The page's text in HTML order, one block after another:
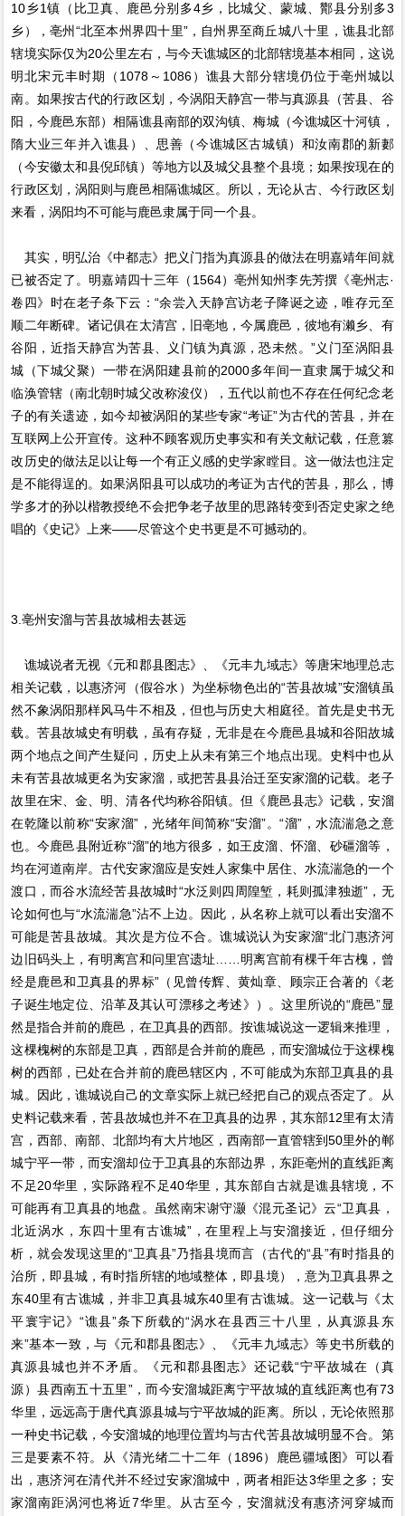
10乡1镇（比卫真、鹿邑分别多4乡，比城父、蒙城、酇县分别多3
乡），亳州“北至本州界四十里”，自州界至商丘城八十里，谯县北部
辖境实际仅为20公里左右，与今天谯城区的北部辖境基本相同，这说
明北宋元丰时期（1078～1086）谯县大部分辖境仍位于亳州城以
南。如果按古代的行政区划，今涡阳天静宫一带与真源县（苦县、谷
阳，今鹿邑东部）相隔谯县南部的双沟镇、梅城（今谯城区十河镇，
隋大业三年并入谯县）、思善（今谯城区古城镇）和汝南郡的新郪
（今安徽太和县倪邱镇）等地方以及城父县整个县境；如果按现在的
行政区划，涡阳则与鹿邑相隔谯城区。所以，无论从古、今行政区划
来看，涡阳均不可能与鹿邑隶属于同一个县。
其实，明弘治《中都志》把义门指为真源县的做法在明嘉靖年间就
已被否定了。明嘉靖四十三年（1564）亳州知州李先芳撰《亳州志·
卷四》时在老子条下云：“余尝入天静宫访老子降诞之迹，唯存元至
顺二年断碑。诸记俱在太清宫，旧亳地，今属鹿邑，彼地有濑乡、有
谷阳，近指天静宫为苦县、义门镇为真源，恐未然。”义门至涡阳县
城（下城父聚）一带在涡阳建县前的2000多年间一直隶属于城父和
临涣管辖（南北朝时城父改称浚仪），五代以前也不存在任何纪念老
子的有关遗迹，如今却被涡阳的某些专家“考证”为古代的苦县，并在
互联网上公开宣传。这种不顾客观历史事实和有关文献记载，任意篡
改历史的做法足以让每一个有正义感的史学家瞠目。这一做法也注定
是不能得逞的。如果涡阳县可以成功的考证为古代的苦县，那么，博
学多才的孙以楷教授绝不会把争老子故里的思路转变到否定史家之绝
唱的《史记》上来——尽管这个史书更是不可撼动的。
3.亳州安溜与苦县故城相去甚远
谯城说者无视《元和郡县图志》、《元丰九域志》等唐宋地理总志
相关记载，以惠济河（假谷水）为坐标物色出的“苦县故城”安溜镇虽
然不象涡阳那样风马牛不相及，但也与历史大相庭径。首先是史书无
载。苦县故城史有明载，虽有存疑，无非是在今鹿邑县城和谷阳故城
两个地点之间产生疑问，历史上从未有第三个地点出现。史料中也从
未有苦县故城更名为安家溜，或把苦县县治迁至安家溜的记载。老子
故里在宋、金、明、清各代均称谷阳镇。但《鹿邑县志》记载，安溜
在乾隆以前称“安家溜”，光绪年间简称“安溜”。“溜”，水流湍急之意
也。今鹿邑县附近称“溜”的地方很多，如王皮溜、怀溜、砂礓溜等，
均在河道南岸。古代安家溜应是安姓人家集中居住、水流湍急的一个
渡口，而谷水流经苦县故城时“水泛则四周隍堑，耗则孤津独逝”，无
论如何也与“水流湍急”沾不上边。因此，从名称上就可以看出安溜不
可能是苦县故城。其次是方位不合。谯城说认为安家溜“北门惠济河
边旧码头上，有明离宫和问里宫遗址……明离宫前有棵千年古槐，曾
经是鹿邑和卫真县的界标”（见曾传辉、黄灿章、顾宗正合著的《老
子诞生地定位、沿革及其认可漂移之考述》）。这里所说的“鹿邑”显
然是指合并前的鹿邑，在卫真县的西部。按谯城说这一逻辑来推理，
这棵槐树的东部是卫真，西部是合并前的鹿邑，而安溜城位于这棵槐
树的西部，已处在合并前的鹿邑辖区内，不可能成为东部卫真县的县
城。因此，谯城说自己的文章实际上就已经把自己的观点否定了。从
史料记载来看，苦县故城也并不在卫真县的边界，其东部12里有太清
宫，西部、南部、北部均有大片地区，西南部一直管辖到50里外的郸
城宁平一带，而安溜却位于卫真县的东部边界，东距亳州的直线距离
不足20华里，实际路程不足40华里，其东部自古就是谯县辖境，不
可能再有卫真县的地盘。虽然南宋谢守灏《混元圣记》云“卫真县，
北近涡水，东四十里有古谯城”，在里程上与安溜接近，但仔细分
析，就会发现这里的“卫真县”乃指县境而言（古代的“县”有时指县的
治所，即县城，有时指所辖的地域整体，即县境），意为卫真县界之
东40里有古谯城，并非卫真县城东40里有古谯城。这一记载与《太
平寰宇记》“谯县”条下所载的“涡水在县西三十八里，从真源县东
来”基本一致，与《元和郡县图志》、《元丰九域志》等史书所载的
真源县城也并不矛盾。《元和郡县图志》还记载“宁平故城在（真
源）县西南五十五里”，而今安溜城距离宁平故城的直线距离也有73
华里，远远高于唐代真源县城与宁平故城的距离。所以，无论依照那
一种史书记载，今安溜城的地理位置均与古代苦县故城明显不合。第
三是要素不符。从《清光绪二十二年（1896）鹿邑疆域图》可以看
出，惠济河在清代并不经过安家溜城中，两者相距达3华里之多；安
家溜南距涡河也将近7华里。从古至今，安溜就没有惠济河穿城而